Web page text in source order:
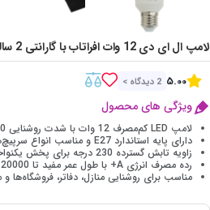
لامپ ال ای دی 12 وات افراتاب با گارانتی 2 ساله | رنگ مهتابی سرد
5.00 2 دیدگاه >
ویژگی های محصول
لامپ LED کم‌مصرف 12 وات با شدت روشنایی 1100 لومن
دارای پایه استاندارد E27 و مناسب انواع سرپیچ‌های معمولی
زاویه تابش گسترده 230 درجه برای پخش یکنواخت نور
رده مصرف انرژی A+ با طول عمر مفید تا 20000 ساعت
مناسب برای روشنایی منازل، دفاتر،